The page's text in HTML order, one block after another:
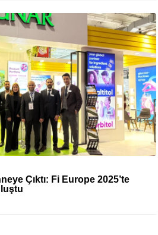
Çıktı: Fi Europe 2025’te